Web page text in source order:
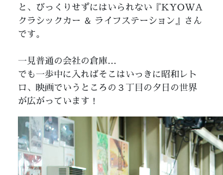
と、びっくりせずにはいられない『KYOWA
クラシックカー ＆ ライフステーション』さん
です。
一見普通の会社の倉庫…
でも一歩中に入ればそこはいっきに昭和レト
ロ、映画でいうところの３丁目の夕日の世界
が広がっています！